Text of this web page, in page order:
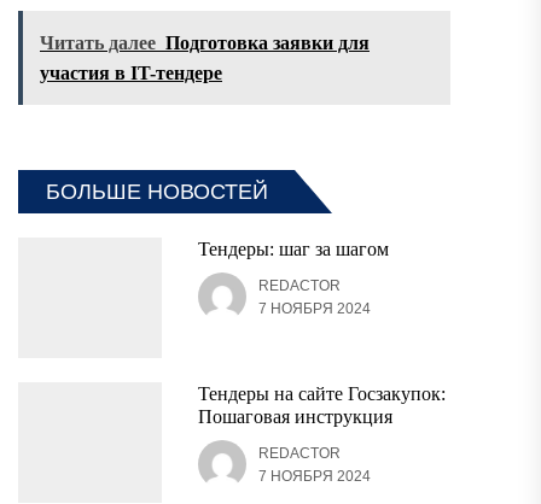
Читать далее Подготовка заявки для
участия в IT-тендере
БОЛЬШЕ НОВОСТЕЙ
Тендеры: шаг за шагом
REDACTOR
7 НОЯБРЯ 2024
Тендеры на сайте Госзакупок:
Пошаговая инструкция
REDACTOR
7 НОЯБРЯ 2024